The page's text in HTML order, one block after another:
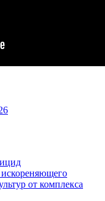
искореняющего
от комплекса